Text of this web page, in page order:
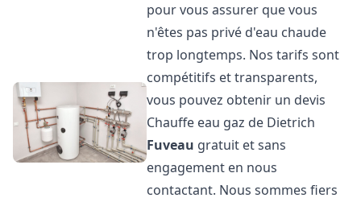
pour vous assurer que vous
n'êtes pas privé d'eau chaude
trop longtemps. Nos tarifs sont
compétitifs et transparents,
vous pouvez obtenir un devis
Chauffe eau gaz de Dietrich
Fuveau gratuit et sans
engagement en nous
contactant. Nous sommes fiers